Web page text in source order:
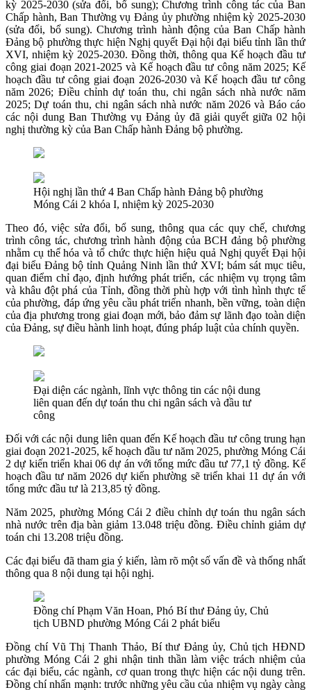
kỳ 2025-2030 (sửa đổi, bổ sung); Chương trình công tác của Ban
Chấp hành, Ban Thường vụ Đảng ủy phường nhiệm kỳ 2025-2030
(sửa đổi, bổ sung). Chương trình hành động của Ban Chấp hành
Đảng bộ phường thực hiện Nghị quyết Đại hội đại biểu tỉnh lần thứ
XVI, nhiệm kỳ 2025-2030. Đồng thời, thông qua Kế hoạch đầu tư
công giai đoạn 2021-2025 và Kế hoạch đầu tư công năm 2025; Kế
hoạch đầu tư công giai đoạn 2026-2030 và Kế hoạch đầu tư công
năm 2026; Điều chỉnh dự toán thu, chi ngân sách nhà nước năm
2025; Dự toán thu, chi ngân sách nhà nước năm 2026 và Báo cáo
các nội dung Ban Thường vụ Đảng ủy đã giải quyết giữa 02 hội
nghị thường kỳ của Ban Chấp hành Đảng bộ phường.
Hội nghị lần thứ 4 Ban Chấp hành Đảng bộ phường
Móng Cái 2 khóa I, nhiệm kỳ 2025-2030
Theo đó, việc sửa đổi, bổ sung, thông qua các quy chế, chương
trình công tác, chương trình hành động của BCH đảng bộ phường
nhằm cụ thể hóa và tổ chức thực hiện hiệu quả Nghị quyết Đại hội
đại biểu Đảng bộ tỉnh Quảng Ninh lần thứ XVI; bám sát mục tiêu,
quan điểm chỉ đạo, định hướng phát triển, các nhiệm vụ trọng tâm
và khâu đột phá của Tỉnh, đồng thời phù hợp với tình hình thực tế
của phường, đáp ứng yêu cầu phát triển nhanh, bền vững, toàn diện
của địa phương trong giai đoạn mới, bảo đảm sự lãnh đạo toàn diện
của Đảng, sự điều hành linh hoạt, đúng pháp luật của chính quyền.
Đại diện các ngành, lĩnh vực thông tin các nội dung
liên quan đến dự toán thu chi ngân sách và đầu tư
công
Đối với các nội dung liên quan đến Kế hoạch đầu tư công trung hạn
giai đoạn 2021-2025, kế hoạch đầu tư năm 2025, phường Móng Cái
2 dự kiến triển khai 06 dự án với tổng mức đầu tư 77,1 tỷ đồng. Kế
hoạch đầu tư năm 2026 dự kiến phường sẽ triển khai 11 dự án với
tổng mức đầu tư là 213,85 tỷ đồng.
Năm 2025, phường Móng Cái 2 điều chỉnh dự toán thu ngân sách
nhà nước trên địa bàn giảm 13.048 triệu đồng. Điều chỉnh giảm dự
toán chi 13.208 triệu đồng.
Các đại biểu đã tham gia ý kiến, làm rõ một số vấn đề và thống nhất
thông qua 8 nội dung tại hội nghị.
Đồng chí Phạm Văn Hoan, Phó Bí thư Đảng ủy, Chủ
tịch UBND phường Móng Cái 2 phát biểu
Đồng chí Vũ Thị Thanh Thảo, Bí thư Đảng ủy, Chủ tịch HĐND
phường Móng Cái 2 ghi nhận tinh thần làm việc trách nhiệm của
các đại biểu, các ngành, cơ quan trong thực hiện các nội dung trên.
Đồng chí nhấn mạnh: trước những yêu cầu của nhiệm vụ ngày càng